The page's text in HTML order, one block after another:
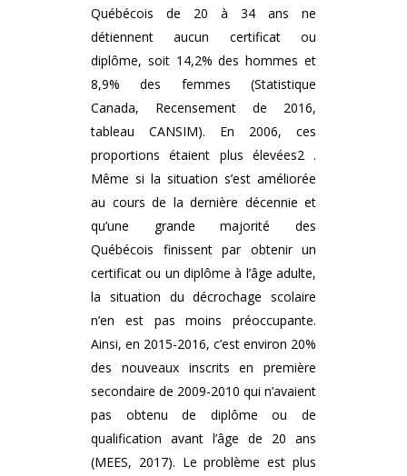
Québécois de 20 à 34 ans ne
détiennent aucun certificat ou
diplôme, soit 14,2% des hommes et
8,9% des femmes (Statistique
Canada, Recensement de 2016,
tableau CANSIM). En 2006, ces
proportions étaient plus élevées2 .
Même si la situation s’est améliorée
au cours de la dernière décennie et
qu’une grande majorité des
Québécois finissent par obtenir un
certificat ou un diplôme à l’âge adulte,
la situation du décrochage scolaire
n’en est pas moins préoccupante.
Ainsi, en 2015-2016, c’est environ 20%
des nouveaux inscrits en première
secondaire de 2009-2010 qui n’avaient
pas obtenu de diplôme ou de
qualification avant l’âge de 20 ans
(MEES, 2017). Le problème est plus